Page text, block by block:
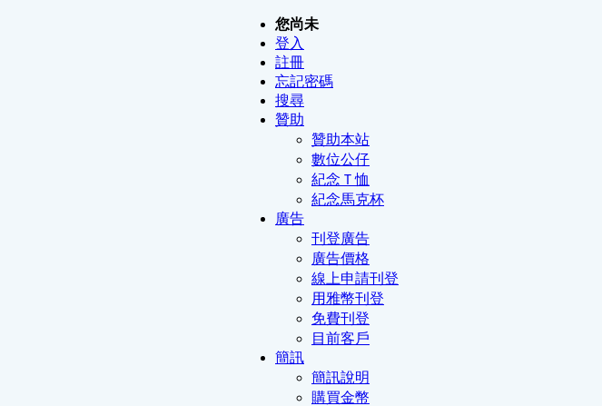
您尚未
登入
註冊
忘記密碼
搜尋
贊助
贊助本站
數位公仔
紀念Ｔ恤
紀念馬克杯
廣告
刊登廣告
廣告價格
線上申請刊登
用雅幣刊登
免費刊登
目前客戶
簡訊
簡訊說明
購買金幣